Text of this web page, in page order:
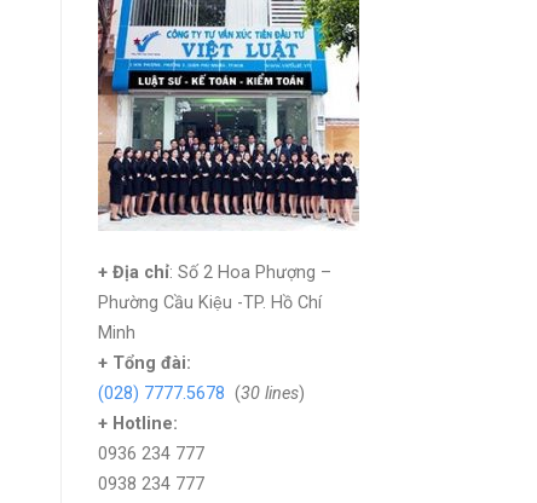
+ Địa chỉ: Số 2 Hoa Phượng –
Phường Cầu Kiệu -TP. Hồ Chí
Minh
+ Tổng đài:
(028) 7777.5678 (30 lines)
+ Hotline:
0936 234 777
0938 234 777